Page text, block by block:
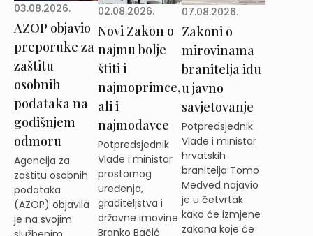
03.08.2026.
AZOP objavio
preporuke za
zaštitu
osobnih
podataka na
godišnjem
odmoru
Agencija za
zaštitu osobnih
podataka
(AZOP) objavila
je na svojim
02.08.2026.
Novi Zakon o
najmu bolje
štiti i
najmoprimce,
ali i
najmodavce
Potpredsjednik
Vlade i ministar
prostornog
uređenja,
graditeljstva i
državne imovine
Branko Bačić
07.08.2026.
Zakoni o
mirovinama
branitelja idu
u javno
savjetovanje
Potpredsjednik
Vlade i ministar
hrvatskih
branitelja Tomo
Medved najavio
je u četvrtak
kako će izmjene
zakona koje će